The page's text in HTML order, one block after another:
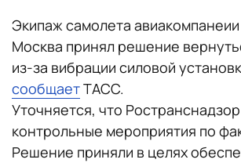
Экипаж самолета
Москва принял решение
из-за вибрации силовой
сообщаетТАСС.
Уточняется, что
контрольные мероприятия по
Решение приняли в целях